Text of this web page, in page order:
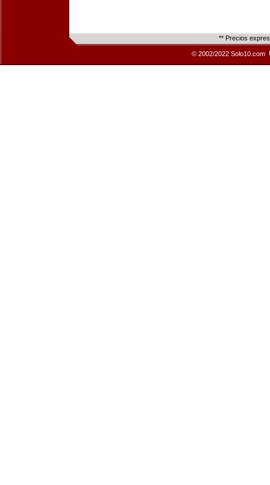
** Precios
© 2002/2022 Solo10.com